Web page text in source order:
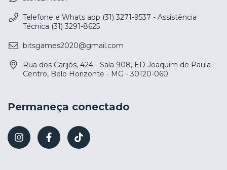
Telefone e Whats app (31) 3271-9537 - Assistência
Técnica (31) 3291-8625
bitsgames2020@gmail.com
Rua dos Carijós, 424 - Sala 908, ED Joaquim de Paula -
Centro, Belo Horizonte - MG - 30120-060
Permaneça conectado